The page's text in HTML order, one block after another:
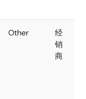
Other
经
销
商